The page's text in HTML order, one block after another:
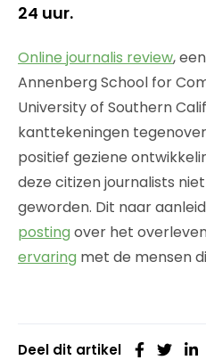
24 uur.
Online journalis review,
Annenberg School for
University of Southern
kanttekeningen
positief geziene
deze citizen journalists niet
geworden. Dit naar
posting over het
ervaring met de mensen
Deel dit artikel